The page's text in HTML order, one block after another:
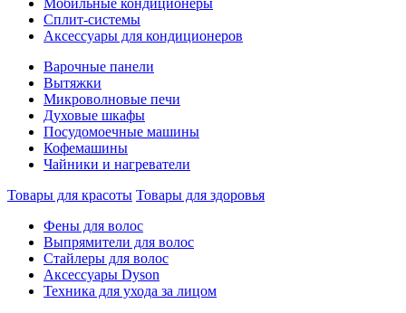
Мобильные кондиционеры
Сплит-системы
Аксессуары для кондиционеров
Варочные панели
Вытяжки
Микроволновые печи
Духовые шкафы
Посудомоечные машины
Кофемашины
Чайники и нагреватели
Товары для красоты Товары для здоровья
Фены для волос
Выпрямители для волос
Стайлеры для волос
Аксессуары Dyson
Техника для ухода за лицом